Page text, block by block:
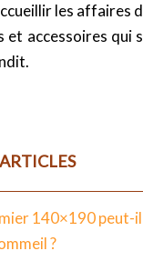
les affaires
et accessoires qui
140×190 peut-
?